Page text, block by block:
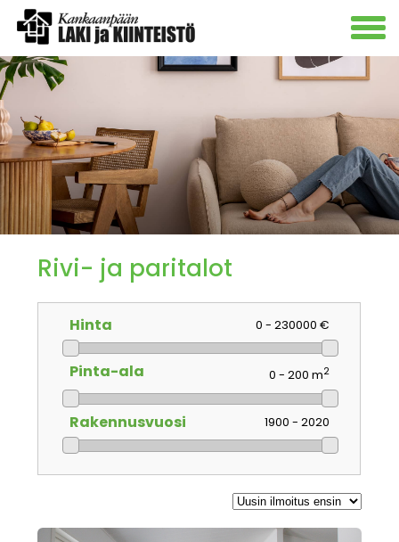
Rivi- ja paritalot
Hinta 0 - 230000 €
Pinta-ala 0 - 200 m2
Rakennusvuosi 1900 - 2020